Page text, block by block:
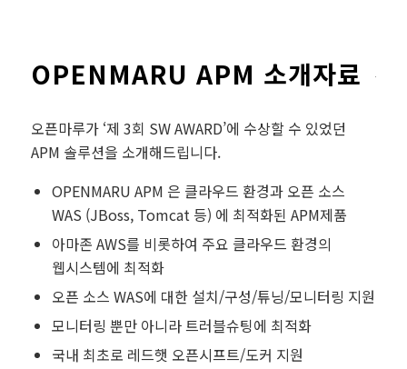
OPENMARU APM 소개자료
오픈마루가 ‘제 3회 SW AWARD’에 수상할 수 있었던
APM 솔루션을 소개해드립니다.
OPENMARU APM 은 클라우드 환경과 오픈 소스
WAS (JBoss, Tomcat 등) 에 최적화된 APM제품
아마존 AWS를 비롯하여 주요 클라우드 환경의
웹시스템에 최적화
오픈 소스 WAS에 대한 설치/구성/튜닝/모니터링 지원
모니터링 뿐만 아니라 트러블슈팅에 최적화
국내 최초로 레드햇 오픈시프트/도커 지원